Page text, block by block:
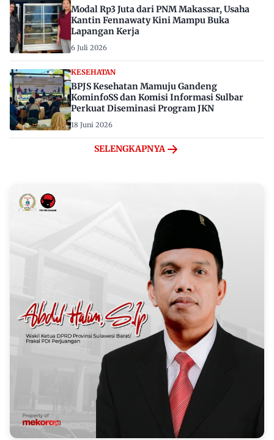
Modal Rp3 Juta dari PNM Makassar, Usaha
Kantin Fennawaty Kini Mampu Buka
Lapangan Kerja
6 Juli 2026
KESEHATAN
BPJS Kesehatan Mamuju Gandeng
KominfoSS dan Komisi Informasi Sulbar
Perkuat Diseminasi Program JKN
18 Juni 2026
SELENGKAPNYA